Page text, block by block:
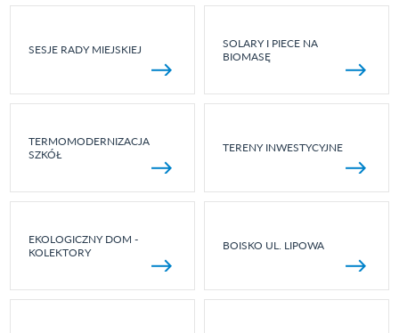
SESJE RADY MIEJSKIEJ
SOLARY I PIECE NA
BIOMASĘ
TERMOMODERNIZACJA
SZKÓŁ
TERENY INWESTYCYJNE
EKOLOGICZNY DOM -
KOLEKTORY
BOISKO UL. LIPOWA